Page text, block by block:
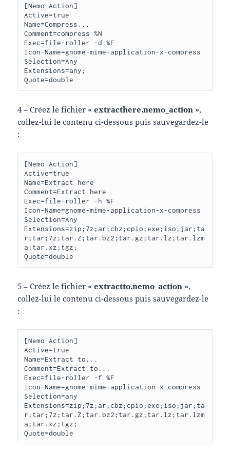
[Nemo Action]
Active=true
Name=Compress...
Comment=compress %N
Exec=file-roller -d %F
Icon-Name=gnome-mime-application-x-compress
Selection=Any
Extensions=any;
Quote=double
4 – Créez le fichier « extracthere.nemo_action »,
collez-lui le contenu ci-dessous puis sauvegardez-le
:
[Nemo Action]
Active=true
Name=Extract here
Comment=Extract here
Exec=file-roller -h %F
Icon-Name=gnome-mime-application-x-compress
Selection=Any
Extensions=zip;7z;ar;cbz;cpio;exe;iso;jar;ta
r;tar;7z;tar.Z;tar.bz2;tar.gz;tar.lz;tar.lzm
a;tar.xz;tgz;
Quote=double
5 – Créez le fichier « extractto.nemo_action »,
collez-lui le contenu ci-dessous puis sauvegardez-le
:
[Nemo Action]
Active=true
Name=Extract to...
Comment=Extract to...
Exec=file-roller -f %F
Icon-Name=gnome-mime-application-x-compress
Selection=any
Extensions=zip;7z;ar;cbz;cpio;exe;iso;jar;ta
r;tar;7z;tar.Z;tar.bz2;tar.gz;tar.lz;tar.lzm
a;tar.xz;tgz;
Quote=double